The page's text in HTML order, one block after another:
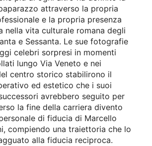
attraverso la propria
e la propria presenza
nella vita culturale romana degli
e Sessanta. Le sue fotografie
celebri sorpresi in momenti
lungo Via Veneto e nei
centro storico stabilirono il
ed estetico che i suoi
avrebbero seguito per
la fine della carriera divento
di fiducia di Marcello
compiendo una traiettoria che lo
alla fiducia reciproca.